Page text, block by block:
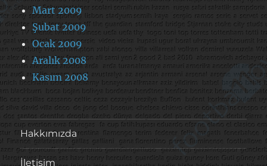
Mart 2009
Şubat 2009
Ocak 2009
Aralık 2008
Kasım 2008
Hakkımızda
İletişim